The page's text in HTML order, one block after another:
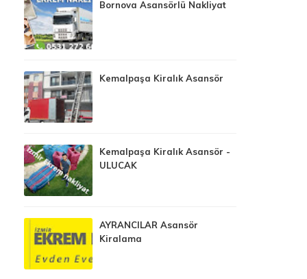
Bornova Asansörlü Nakliyat
Kemalpaşa Kiralık Asansör
Kemalpaşa Kiralık Asansör -
ULUCAK
AYRANCILAR Asansör
Kiralama